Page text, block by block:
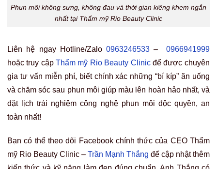
Phun môi không sưng, không đau và thời gian kiêng khem ngắn
nhất tại Thẩm mỹ Rio Beauty Clinic
Liên hệ ngay Hotline/Zalo0963246533 –0966941999
hoặc truy cậpThẩm mỹ Rio Beauty Clinicđể được chuyên
gia tư vấn miễn phí, biết chính xác những “bí kíp” ăn uống
và chăm sóc sau phun môi giúp màu lên hoàn hảo nhất, và
đặt lịch trải nghiệm công nghệ phun môi độc quyền, an
toàn nhất!
Bạn có thể theo dõi Facebook chính thức của CEO Thẩm
mỹ Rio Beauty Clinic – Trần Mạnh Thắng để cập nhật thêm